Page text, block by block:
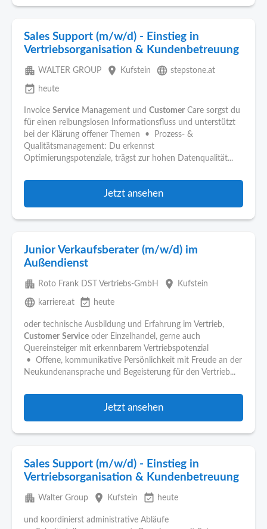
Sales Support (m/w/d) - Einstieg in
Vertriebsorganisation & Kundenbetreuung
apartment WALTER GROUP place Kufstein language stepstone.at
event_available heute
Invoice Service Management und Customer Care sorgst du
für einen reibungslosen Informationsfluss und unterstützt
bei der Klärung offener Themen • Prozess- &
Qualitätsmanagement: Du erkennst
Optimierungspotenziale, trägst zur hohen Datenqualität...
Jetzt ansehen
Junior Verkaufsberater (m/w/d) im
Außendienst
apartment Roto Frank DST Vertriebs-GmbH place Kufstein
language karriere.at event_available heute
oder technische Ausbildung und Erfahrung im Vertrieb,
Customer Service oder Einzelhandel, gerne auch
Quereinsteiger mit erkennbarem Vertriebspotenzial
• Offene, kommunikative Persönlichkeit mit Freude an der
Neukundenansprache und Begeisterung für den Vertrieb...
Jetzt ansehen
Sales Support (m/w/d) - Einstieg in
Vertriebsorganisation & Kundenbetreuung
apartment Walter Group place Kufstein event_available heute
und koordinierst administrative Abläufe